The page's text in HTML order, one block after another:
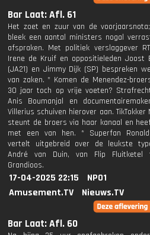
Bar Laat: Afl. 61
Het zoet en zuur van de
bleek een aantal ministers nogal
afspraken. Met politiek verslaggever
Irene de Kruif en oppositieleden Joost
(JA21) en Jimmy Dijk (SP) bespreken
van zaken. * Komen de Menendez-
30 jaar toch op vrije voeten?
Anis Boumanjal en
Villerius schuiven hierover aan. TikTokker
steunt de broers via haar kanaal en
met een van hen. * Superfan
vertelt uitgebreid over de leukste
André van Duin, van Flip Fluitketel
Grandioos.
17-04-2025 22:15
NPO1
Amusement.TV
Nieuws.TV
Bar Laat: Afl. 60